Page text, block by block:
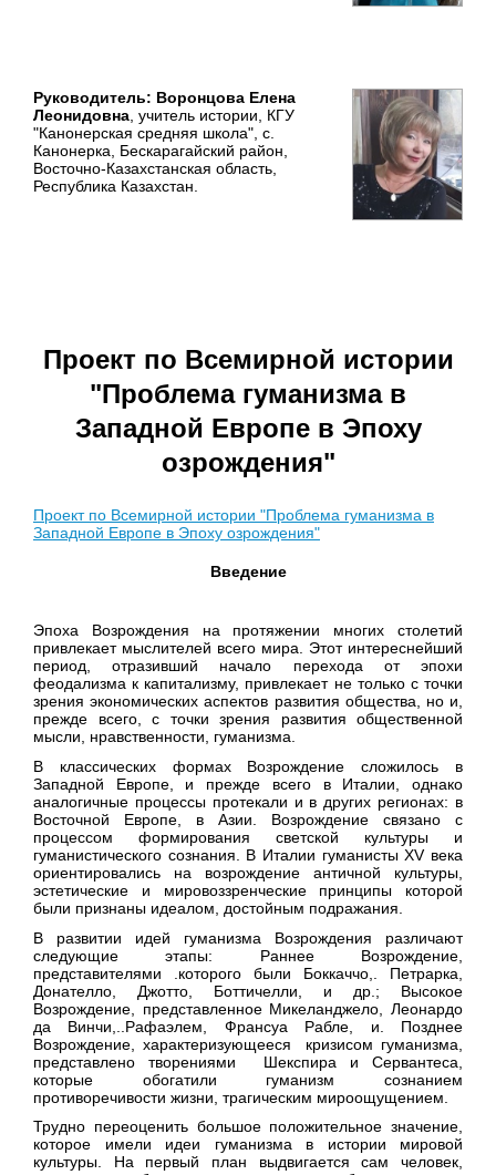
Руководитель: Воронцова Елена
Леонидовна, учитель истории, КГУ
"Канонерская средняя школа", с.
Канонерка, Бескарагайский район,
Восточно-Казахстанская область,
Республика Казахстан.
Проект по Всемирной истории
"Проблема гуманизма в
Западной Европе в Эпоху
озрождения"
Проект по Всемирной истории "Проблема гуманизма в
Западной Европе в Эпоху озрождения"
Введение
Эпоха Возрождения на протяжении многих столетий
привлекает мыслителей всего мира. Этот интереснейший
период, отразивший начало перехода от эпохи
феодализма к капитализму, привлекает не только с точки
зрения экономических аспектов развития общества, но и,
прежде всего, с точки зрения развития общественной
мысли, нравственности, гуманизма.
В классических формах Возрождение сложилось в
Западной Европе, и прежде всего в Италии, однако
аналогичные процессы протекали и в других регионах: в
Восточной Европе, в Азии. Возрождение связано с
процессом формирования светской культуры и
гуманистического сознания. В Италии гуманисты XV века
ориентировались на возрождение античной культуры,
эстетические и мировоззренческие принципы которой
были признаны идеалом, достойным подражания.
В развитии идей гуманизма Возрождения различают
следующие этапы: Раннее Возрождение,
представителями .которого были Боккаччо,. Петрарка,
Донателло, Джотто, Боттичелли, и др.; Высокое
Возрождение, представленное Микеланджело, Леонардо
да Винчи,..Рафаэлем, Франсуа Рабле, и. Позднее
Возрождение, характеризующееся кризисом гуманизма,
представлено творениями Шекспира и Сервантеса,
которые обогатили гуманизм сознанием
противоречивости жизни, трагическим мироощущением.
Трудно переоценить большое положительное значение,
которое имели идеи гуманизма в истории мировой
культуры. На первый план выдвигается сам человек,